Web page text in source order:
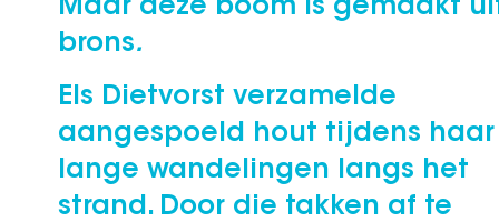
Maar deze boom is gemaakt
brons.
Els Dietvorst verzamelde
aangespoeld hout tijdens haar
lange wandelingen langs het
strand. Door die takken af te